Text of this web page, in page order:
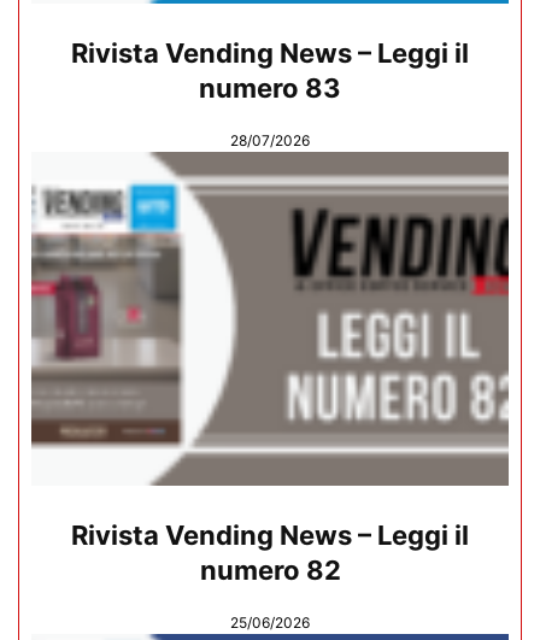
Rivista Vending News – Leggi il
numero 83
28/07/2026
Rivista Vending News – Leggi il
numero 82
25/06/2026